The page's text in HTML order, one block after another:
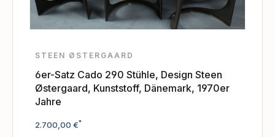
STEEN ØSTERGAARD
6er-Satz Cado 290 Stühle, Design Steen
Østergaard, Kunststoff, Dänemark, 1970er
Jahre
Regulärer Preis:
2.700,00 €*